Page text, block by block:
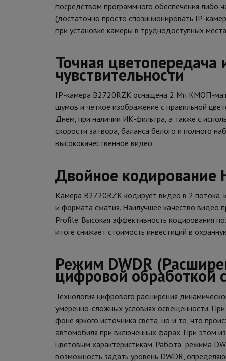
посредством программного обеспечения либо
(достаточно просто спозиционировать IP-
при установке камеры в труднодоступных
Точная
чувствительности
IP-камера B2720RZK оснащена 2 Мп КМОП-
шумов и четкое изображение с правильной
Днем, при наличии ИК-фильтра, а также с
скорости затвора, баланса белого и полного
высококачественное видео.
Двойное кодирование
Камера B2720RZK кодирует видео в 2 потока,
и формата сжатия. Наилучшее качество видео
Profile. Высокая эффективность кодирования
итоге снижает стоимость инвестиций в
Режим DWDR
цифровой обработкой
Технология цифрового расширения
умеренно-сложных условиях освещенности.
фоне яркого источника света, но и то, что
автомобиля при включенных фарах. При этом
цветовым характеристикам. Работа режима
возможность задать уровень DWDR,